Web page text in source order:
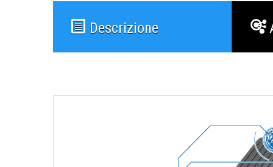
Descrizione